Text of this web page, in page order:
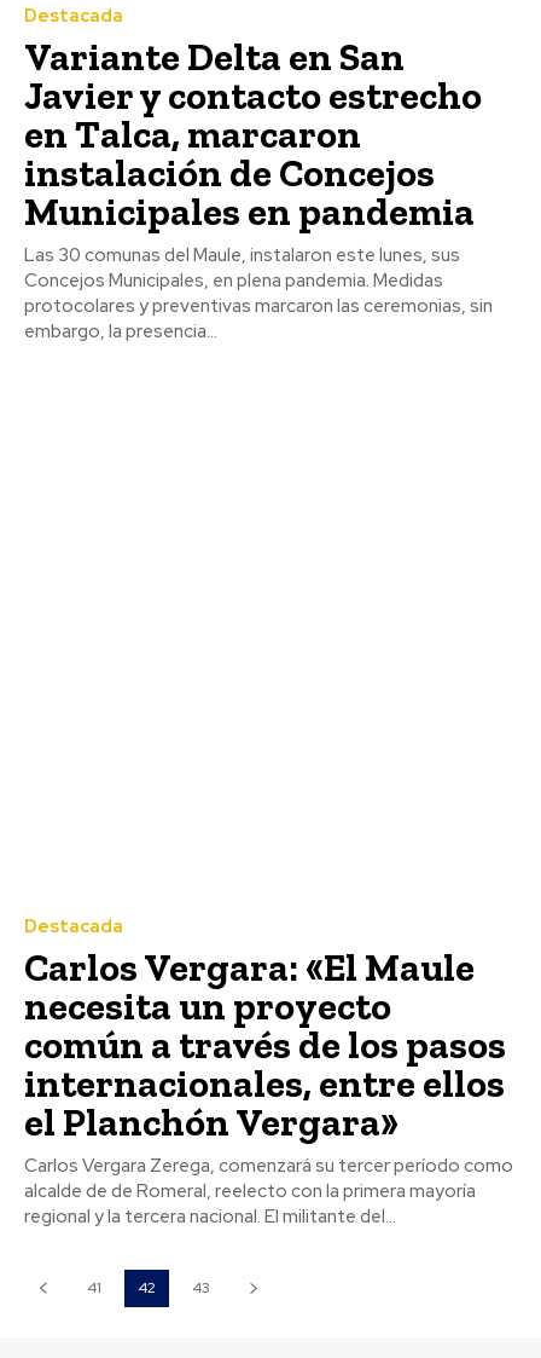
Destacada
Variante Delta en San
Javier y contacto estrecho
en Talca, marcaron
instalación de Concejos
Municipales en pandemia
Las 30 comunas del Maule, instalaron este lunes, sus
Concejos Municipales, en plena pandemia. Medidas
protocolares y preventivas marcaron las ceremonias, sin
embargo, la presencia...
Destacada
Carlos Vergara: «El Maule
necesita un proyecto
común a través de los pasos
internacionales, entre ellos
el Planchón Vergara»
Carlos Vergara Zerega, comenzará su tercer período como
alcalde de de Romeral, reelecto con la primera mayoría
regional y la tercera nacional. El militante del...
41 42 43